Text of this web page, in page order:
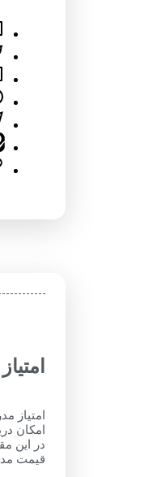
امتیاز
امکان
در این
قیمت